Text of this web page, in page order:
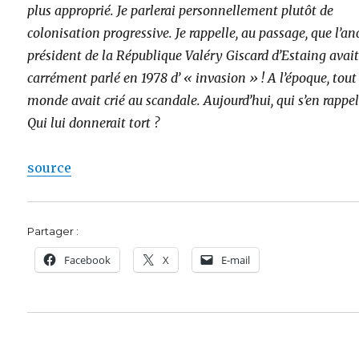
plus approprié. Je parlerai personnellement plutôt de
colonisation progressive. Je rappelle, au passage, que
président de la République Valéry Giscard d’Estaing avait
carrément parlé en 1978 d’ « invasion » ! A l’époque,
monde avait crié au scandale. Aujourd’hui, qui s’en
Qui lui donnerait tort ?
source
Partager :
Facebook X E-mail